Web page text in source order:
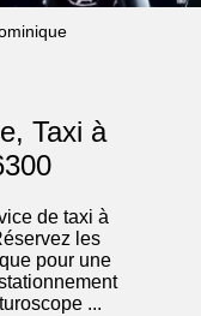
Taxi à
de taxi à
les
pour une
...